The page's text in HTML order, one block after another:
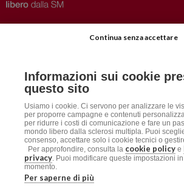
Privacy–Disclaimer
Iscriviti alla Newsletter
Dichiarazione accessibilità
Social
AISM
Informazioni sui cookie
questo sito
Usiamo i cookie. Ci servono per analizzare le
per proporre campagne e contenuti
per ridurre i costi di comunicazione e fare un
mondo libero dalla sclerosi multipla. Puoi
consenso, accettare solo i cookie tecnici o
Per approfondire, consulta la cookie policy e
privacy. Puoi modificare queste impostazioni
momento.
Per saperne di più
Continua senza accettare